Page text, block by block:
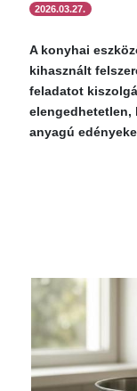
2026.03.27.
A konyhai
kihasznált
feladatot
elengedhetetlen,
anyagú